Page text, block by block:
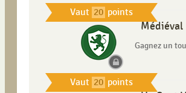
Vaut 20 points
Vaut 20 points
Médiéval
Gagnez un